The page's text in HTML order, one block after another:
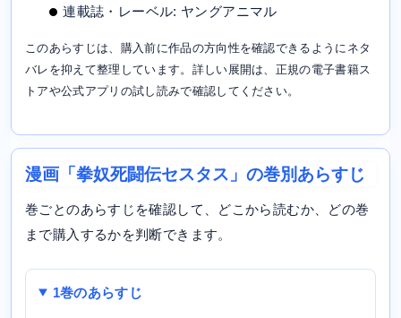
連載誌・レーベル: ヤングアニマル
このあらすじは、購入前に作品の方向性を確認できるようにネタ
バレを抑えて整理しています。詳しい展開は、正規の電子書籍ス
トアや公式アプリの試し読みで確認してください。
漫画「拳奴死闘伝セスタス」の巻別あらすじ
巻ごとのあらすじを確認して、どこから読むか、どの巻
まで購入するかを判断できます。
1巻のあらすじ